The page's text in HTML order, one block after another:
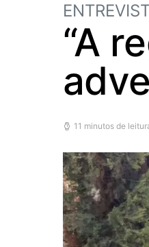
“A
11 minutos de